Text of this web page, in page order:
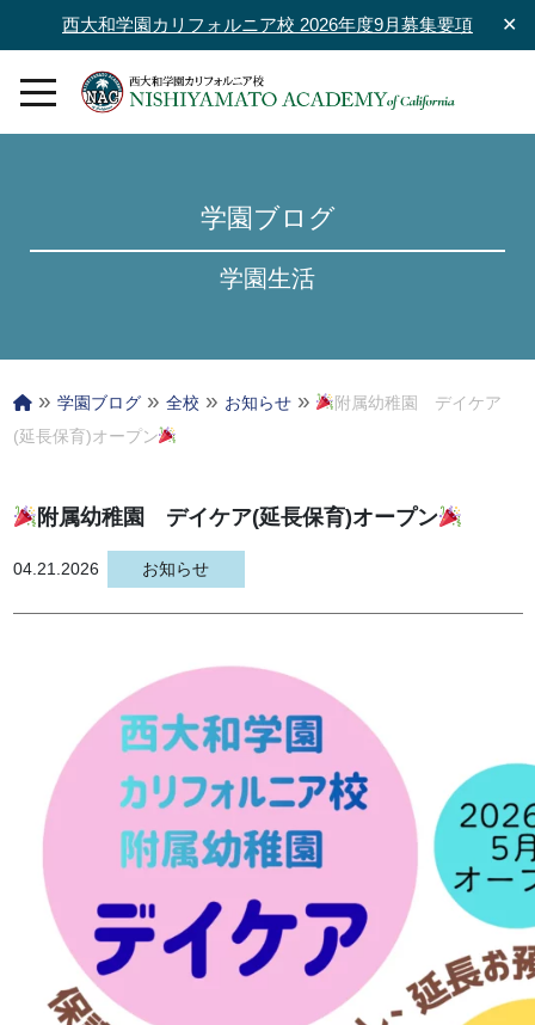
西大和学園カリフォルニア校 2026年度9月募集要項 ✕
学園ブログ
学園生活
» 学園ブログ» 全校 » お知らせ»
附属幼稚園 デイケア
(延長保育)オープン
附属幼稚園 デイケア(延長保育)オープン
04.21.2026 お知らせ